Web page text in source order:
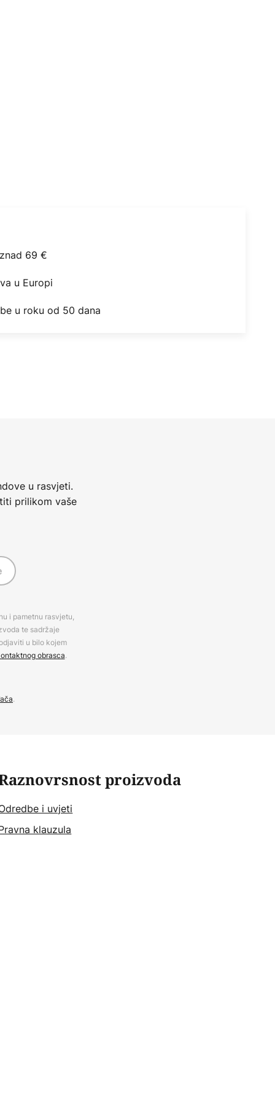
69 €
u Europi
u roku od 50 dana
u rasvjeti.
prilikom vaše
i pametnu rasvjetu,
te sadržaje
u bilo kojem
obrasca.
.
proizvoda
i uvjeti
klauzula